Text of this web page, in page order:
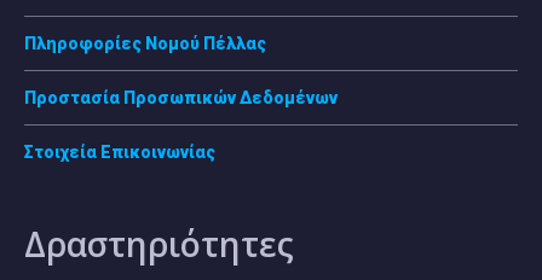
Πληροφορίες Νομού Πέλλας
Προστασία Προσωπικών Δεδομένων
Στοιχεία Επικοινωνίας
Δραστηριότητες